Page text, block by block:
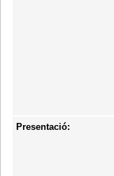
Presentació: